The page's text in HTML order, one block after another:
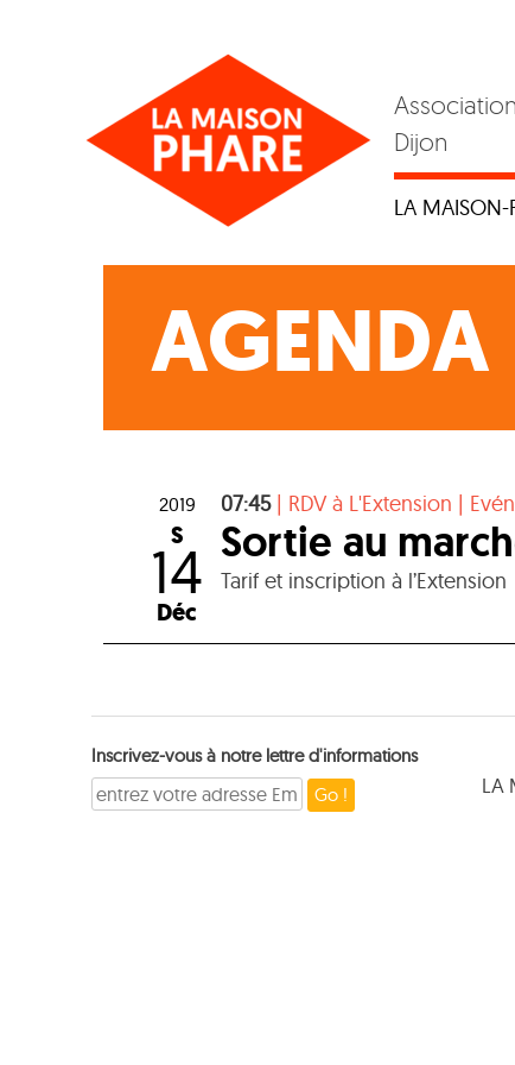
Dijon
LA MAISON-
AGENDA
2019
S
14
Déc
07:45| RDV à L'Extension |
Sortie au
Tarif et inscription à l’Extension
Inscrivez-vous à notre lettre d'informations
LA